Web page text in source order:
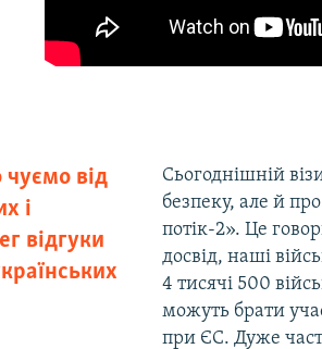
від
і
відгуки
Сьогоднішній
безпеку, але й
потік-2». Це
досвід, наші
4 тисячі 500
можуть брати
при ЄС. Дуже